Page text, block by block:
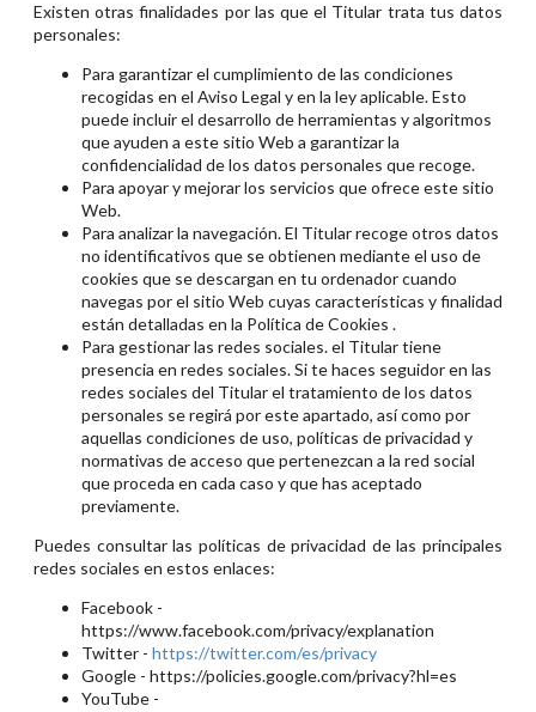
Existen otras finalidades por las que el Titular trata tus datos
personales:
Para garantizar el cumplimiento de las condiciones
recogidas en el Aviso Legal y en la ley aplicable. Esto
puede incluir el desarrollo de herramientas y algoritmos
que ayuden a este sitio Web a garantizar la
confidencialidad de los datos personales que recoge.
Para apoyar y mejorar los servicios que ofrece este sitio
Web.
Para analizar la navegación. El Titular recoge otros datos
no identificativos que se obtienen mediante el uso de
cookies que se descargan en tu ordenador cuando
navegas por el sitio Web cuyas características y finalidad
están detalladas en la Política de Cookies .
Para gestionar las redes sociales. el Titular tiene
presencia en redes sociales. Si te haces seguidor en las
redes sociales del Titular el tratamiento de los datos
personales se regirá por este apartado, así como por
aquellas condiciones de uso, políticas de privacidad y
normativas de acceso que pertenezcan a la red social
que proceda en cada caso y que has aceptado
previamente.
Puedes consultar las políticas de privacidad de las principales
redes sociales en estos enlaces:
Facebook -
https://www.facebook.com/privacy/explanation
Twitter - https://twitter.com/es/privacy
Google - https://policies.google.com/privacy?hl=es
YouTube -